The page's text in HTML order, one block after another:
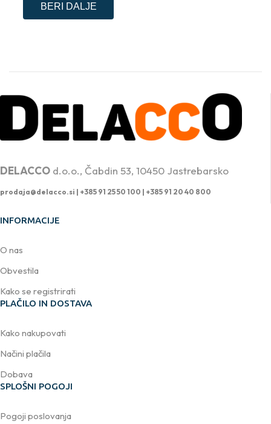
BERI DALJE
DELACCO d.o.o., Čabdin 53, 10450 Jastrebarsko
prodaja@delacco.si | +385 91 25 50 100 | +385 91 20 40 800
INFORMACIJE
O nas
Obvestila
Kako se registrirati
PLAČILO IN DOSTAVA
Kako nakupovati
Načini plačila
Dobava
SPLOŠNI POGOJI
Pogoji poslovanja